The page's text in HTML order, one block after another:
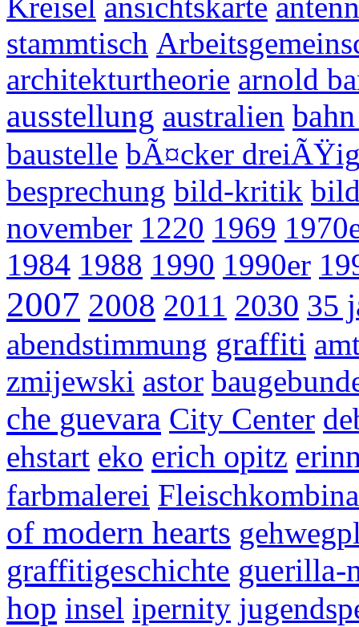
stammtisch
architekturtheorie arnold
ausstellung australien
baustelle bÃ¤cker
besprechung bild-kritik
november 1220 1969
1984 1988 1990 1990er
2007 2008 2011 2030 35
abendstimmung graffiti
zmijewski astor
che guevara City Center
ehstart eko erich opitz
farbmalerei
of modern hearts
graffitigeschichte guerilla-
hop insel ipernity